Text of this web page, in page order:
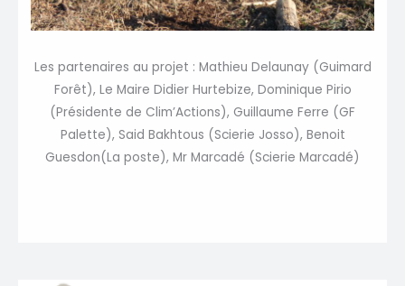
Les partenaires au projet : Mathieu Delaunay (Guimard
Forêt), Le Maire Didier Hurtebize, Dominique Pirio
(Présidente de Clim’Actions), Guillaume Ferre (GF
Palette), Said Bakhtous (Scierie Josso), Benoit
Guesdon(La poste), Mr Marcadé (Scierie Marcadé)